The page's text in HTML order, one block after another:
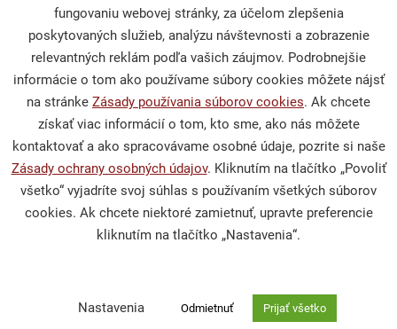
Naše projekty
Sprievodca darcovstvom
Publikácie a mediálne výstupy
Výskumy a analýzy
Podporte nás
fungovaniu webovej stránky, za účelom zlepšenia
poskytovaných služieb, analýzu návštevnosti a zobrazenie
relevantných reklám podľa vašich záujmov. Podrobnejšie
informácie o tom ako používame súbory cookies môžete nájsť
na stránke Zásady používania súborov cookies. Ak chcete
získať viac informácií o tom, kto sme, ako nás môžete
kontaktovať a ako spracovávame osobné údaje, pozrite si naše
Zásady ochrany osobných údajov. Kliknutím na tlačítko „Povoliť
všetko“ vyjadríte svoj súhlas s používaním všetkých súborov
cookies. Ak chcete niektoré zamietnuť, upravte preferencie
kliknutím na tlačítko „Nastavenia“.
Nastavenia Odmietnuť Prijať všetko